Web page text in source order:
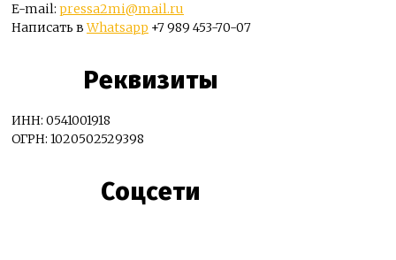
E-mail: pressa2mi@mail.ru
Написать вWhatsapp +7 989 453-70-07
Реквизиты
ИНН: 0541001918
ОГРН: 1020502529398
Соцсети